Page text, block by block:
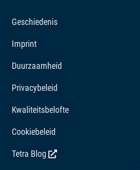
Geschiedenis
Imprint
Duurzaamheid
Privacybeleid
Kwaliteitsbelofte
Cookiebeleid
Tetra Blog